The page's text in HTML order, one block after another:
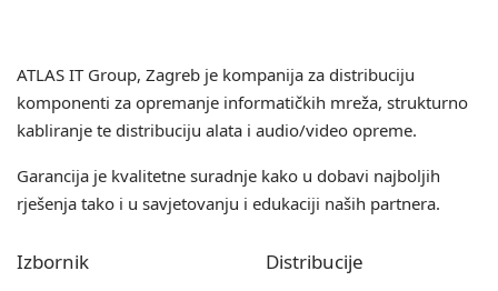
ATLAS IT Group, Zagreb je kompanija za distribuciju
komponenti za opremanje informatičkih mreža, strukturno
kabliranje te distribuciju alata i audio/video opreme.
Garancija je kvalitetne suradnje kako u dobavi najboljih
rješenja tako i u savjetovanju i edukaciji naših partnera.
Izbornik Distribucije